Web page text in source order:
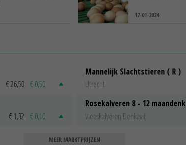
17-01-2024
€ 26,50 € 0,50
€ 1,32 € 0,10
Mannelijk Slachtstieren ( R )
Utrecht
Rosekalveren 8 - 12 maandenk
Vleeskalveren Denkavit
MEER MARKTPRIJZEN